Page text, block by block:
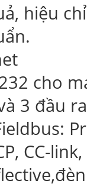
hiệu
cho
3 đầu
CC-